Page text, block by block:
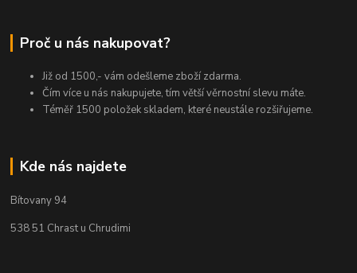
Proč u nás nakupovat?
Již od 1500,- vám odešleme zboží zdarma.
Čím více u nás nakupujete, tím větší věrnostní slevu máte.
Téměř 1500 položek skladem, které neustále rozšiřujeme.
Kde nás najdete
Bítovany 94
538 51 Chrast u Chrudimi